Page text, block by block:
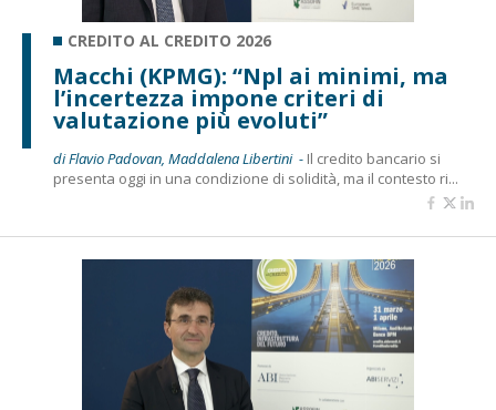
CREDITO AL CREDITO 2026
Macchi (KPMG): “Npl ai minimi, ma
l’incertezza impone criteri di
valutazione più evoluti”
di Flavio Padovan, Maddalena Libertini - Il credito bancario si
presenta oggi in una condizione di solidità, ma il contesto ri...